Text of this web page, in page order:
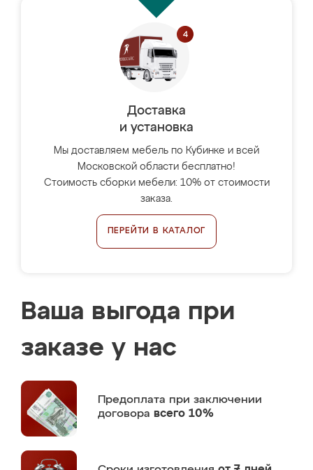
Доставка
и установка
Мы доставляем мебель по Кубинке и всей
Московской области бесплатно!
Стоимость сборки мебели: 10% от стоимости
заказа.
ПЕРЕЙТИ В КАТАЛОГ
Ваша выгода при
заказе у нас
Предоплата при заключении
договора всего 10%